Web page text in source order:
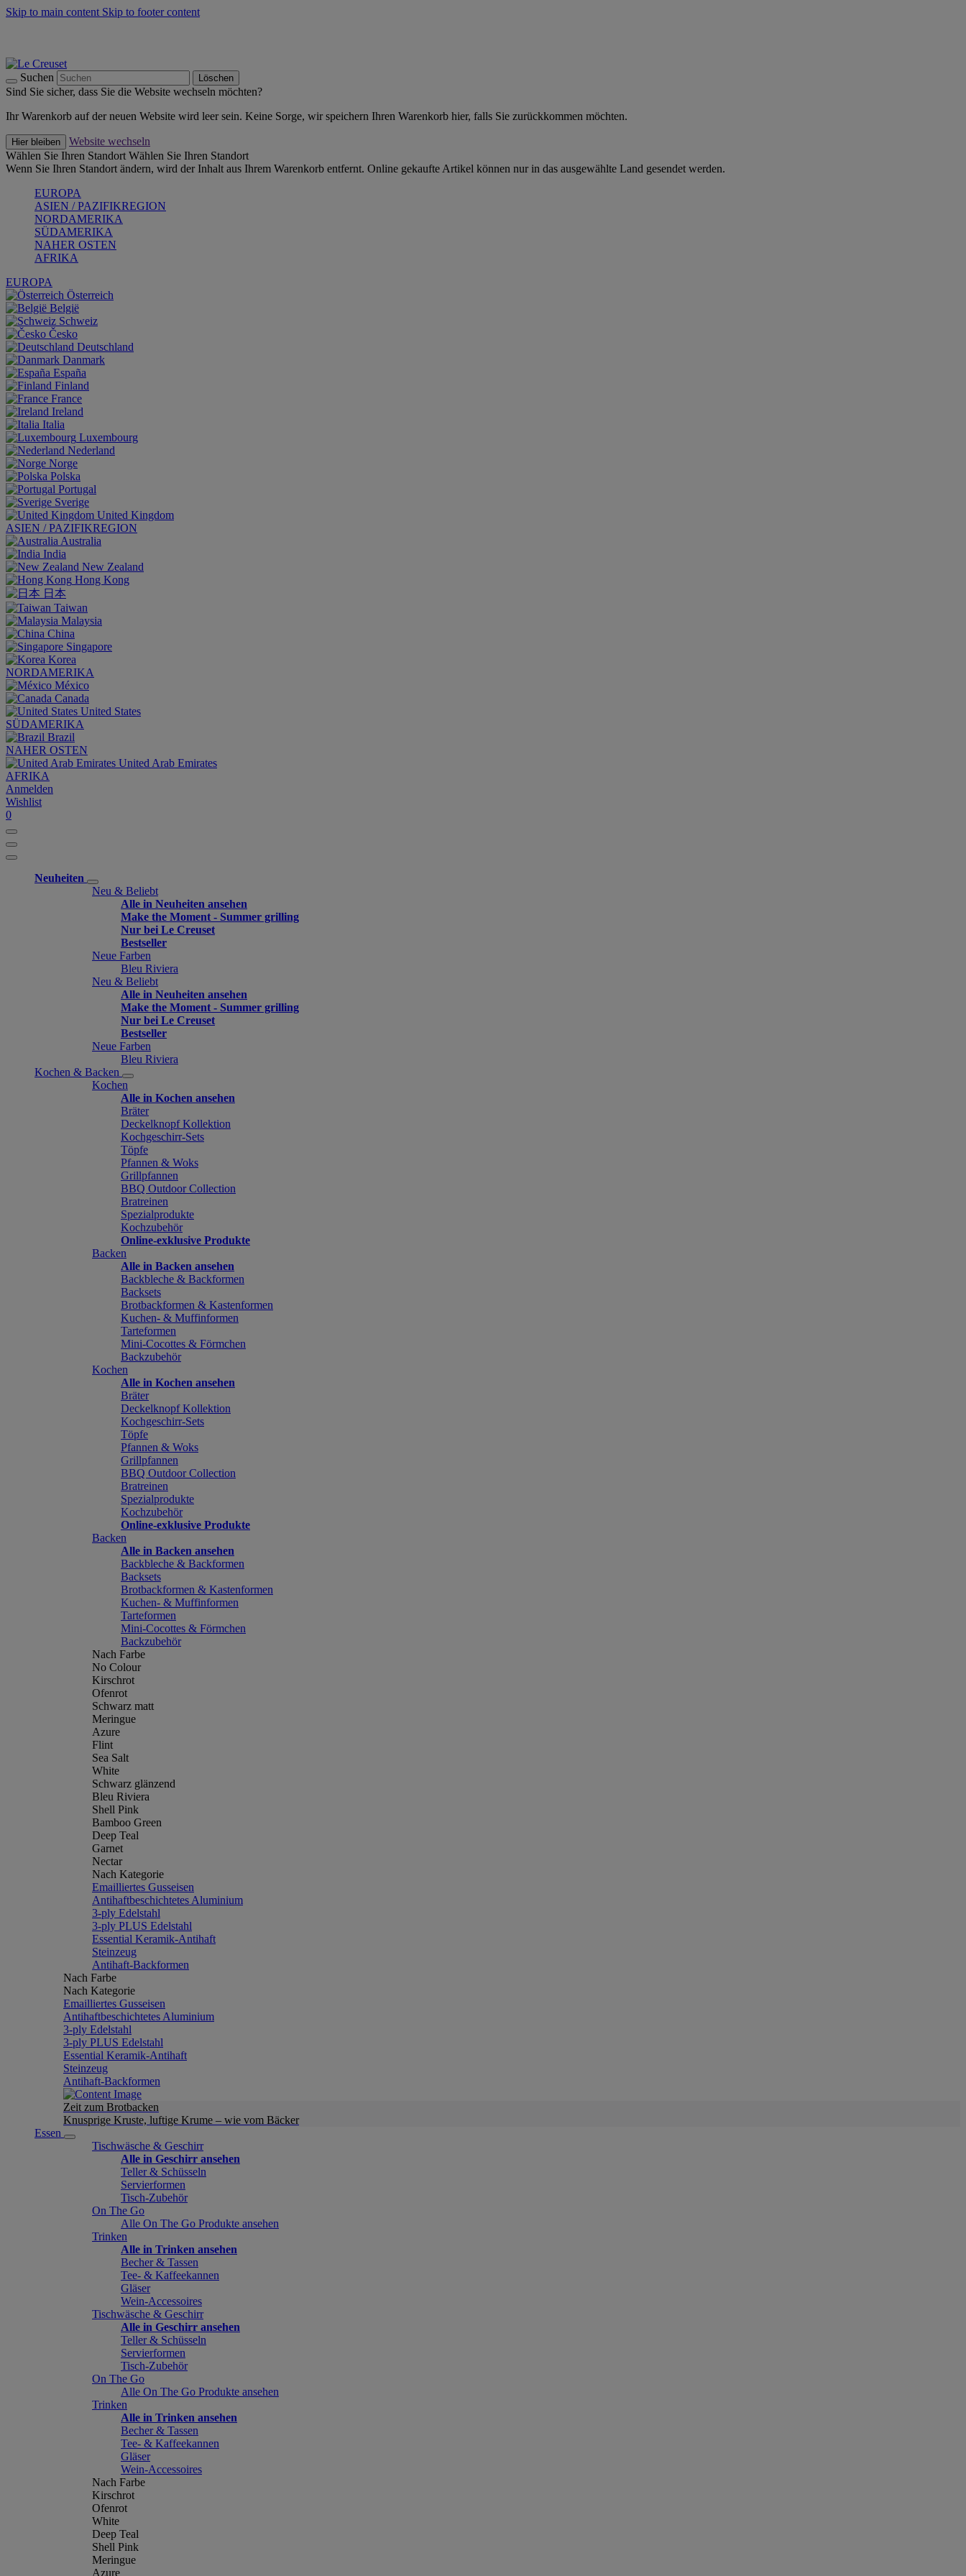
Skip to main content Skip to footer content
Suchen Löschen
Sind Sie sicher, dass Sie die Website wechseln möchten?
Ihr Warenkorb auf der neuen Website wird leer sein. Keine Sorge, wir speichern Ihren Warenkorb hier, falls Sie zurückkommen möchten.
Hier bleiben
Website wechseln
Wählen Sie Ihren Standort Wählen Sie Ihren Standort
Wenn Sie Ihren Standort ändern, wird der Inhalt aus Ihrem Warenkorb entfernt. Online gekaufte Artikel können nur in das ausgewählte Land gesendet werden.
EUROPA
ASIEN / PAZIFIKREGION
NORDAMERIKA
SÜDAMERIKA
NAHER OSTEN
AFRIKA
EUROPA
Österreich
België
Schweiz
Česko
Deutschland
Danmark
España
Finland
France
Ireland
Italia
Luxembourg
Nederland
Norge
Polska
Portugal
Sverige
United Kingdom
ASIEN / PAZIFIKREGION
Australia
India
New Zealand
Hong Kong
日本
Taiwan
Malaysia
China
Singapore
Korea
NORDAMERIKA
México
Canada
United States
SÜDAMERIKA
Brazil
NAHER OSTEN
United Arab Emirates
AFRIKA
Anmelden
Wishlist
0
Neuheiten
Neu & Beliebt
Alle in Neuheiten ansehen
Make the Moment - Summer grilling
Nur bei Le Creuset
Bestseller
Neue Farben
Bleu Riviera
Neu & Beliebt
Alle in Neuheiten ansehen
Make the Moment - Summer grilling
Nur bei Le Creuset
Bestseller
Neue Farben
Bleu Riviera
Kochen & Backen
Kochen
Alle in Kochen ansehen
Bräter
Deckelknopf Kollektion
Kochgeschirr-Sets
Töpfe
Pfannen & Woks
Grillpfannen
BBQ Outdoor Collection
Bratreinen
Spezialprodukte
Kochzubehör
Online-exklusive Produkte
Backen
Alle in Backen ansehen
Backbleche & Backformen
Backsets
Brotbackformen & Kastenformen
Kuchen- & Muffinformen
Tarteformen
Mini-Cocottes & Förmchen
Backzubehör
Kochen
Alle in Kochen ansehen
Bräter
Deckelknopf Kollektion
Kochgeschirr-Sets
Töpfe
Pfannen & Woks
Grillpfannen
BBQ Outdoor Collection
Bratreinen
Spezialprodukte
Kochzubehör
Online-exklusive Produkte
Backen
Alle in Backen ansehen
Backbleche & Backformen
Backsets
Brotbackformen & Kastenformen
Kuchen- & Muffinformen
Tarteformen
Mini-Cocottes & Förmchen
Backzubehör
Nach Farbe
No Colour
Kirschrot
Ofenrot
Schwarz matt
Meringue
Azure
Flint
Sea Salt
White
Schwarz glänzend
Bleu Riviera
Shell Pink
Bamboo Green
Deep Teal
Garnet
Nectar
Nach Kategorie
Emailliertes Gusseisen
Antihaftbeschichtetes Aluminium
3-ply Edelstahl
3-ply PLUS Edelstahl
Essential Keramik-Antihaft
Steinzeug
Antihaft-Backformen
Nach Farbe
Nach Kategorie
Emailliertes Gusseisen
Antihaftbeschichtetes Aluminium
3-ply Edelstahl
3-ply PLUS Edelstahl
Essential Keramik-Antihaft
Steinzeug
Antihaft-Backformen
Zeit zum Brotbacken
Knusprige Kruste, luftige Krume – wie vom Bäcker
Essen
Tischwäsche & Geschirr
Alle in Geschirr ansehen
Teller & Schüsseln
Servierformen
Tisch-Zubehör
On The Go
Alle On The Go Produkte ansehen
Trinken
Alle in Trinken ansehen
Becher & Tassen
Tee- & Kaffeekannen
Gläser
Wein-Accessoires
Tischwäsche & Geschirr
Alle in Geschirr ansehen
Teller & Schüsseln
Servierformen
Tisch-Zubehör
On The Go
Alle On The Go Produkte ansehen
Trinken
Alle in Trinken ansehen
Becher & Tassen
Tee- & Kaffeekannen
Gläser
Wein-Accessoires
Nach Farbe
Kirschrot
Ofenrot
White
Deep Teal
Shell Pink
Meringue
Azure